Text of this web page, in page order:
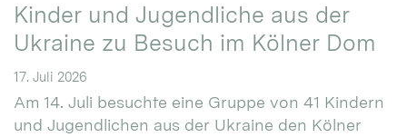
Kinder und Jugendliche aus der
Ukraine zu Besuch im Kölner Dom
17. Juli 2026
Am 14. Juli besuchte eine Gruppe von 41 Kindern
und Jugendlichen aus der Ukraine den Kölner